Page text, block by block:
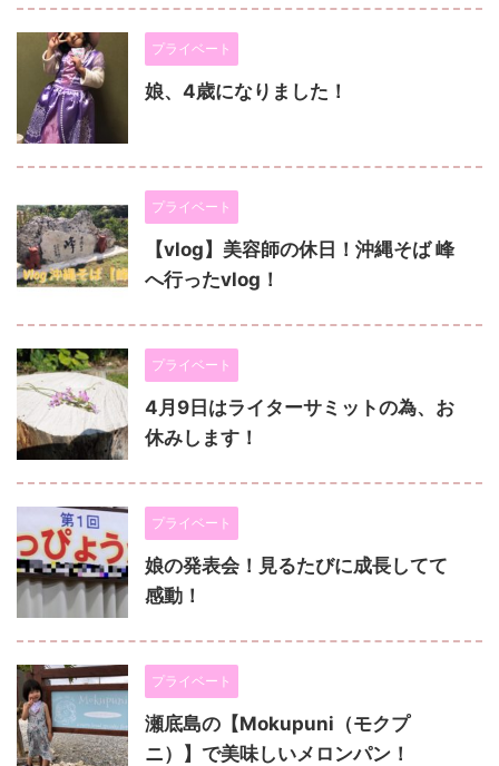
プライベート
娘、4歳になりました！
プライベート
【vlog】美容師の休日！沖縄そば 峰
へ行ったvlog！
プライベート
4月9日はライターサミットの為、お
休みします！
プライベート
娘の発表会！見るたびに成長してて
感動！
プライベート
瀬底島の【Mokupuni（モクプ
ニ）】で美味しいメロンパン！